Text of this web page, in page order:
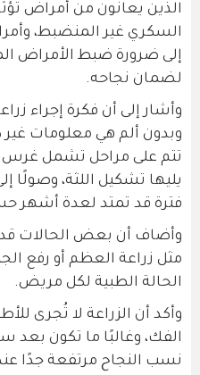
الذين يعانون من أمراض
السكري غير المنضبط،
إلى ضرورة ضبط الأمراض
لضمان نجاحه.
وأشار إلى أن فكرة إجراء
وبدون ألم هي معلومات غير
تتم على مراحل تشمل غرس
يليها تشكيل اللثة، وصولًا
فترة قد تمتد لعدة أشهر
وأضاف أن بعض الحالات قد
مثل زراعة العظم أو رفع
الحالة الطبية لكل مريض.
وأكد أن الزراعة لا تُجرى
نسب النجاح مرتفعة جدًا عند